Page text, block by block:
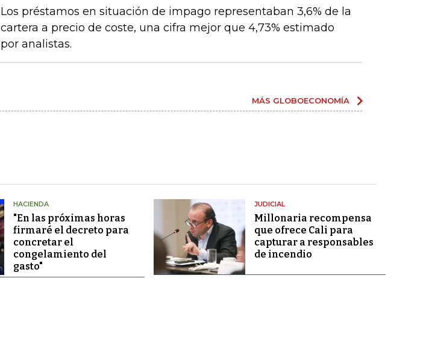
Los préstamos en situación de impago representaban 3,6% de la
cartera a precio de coste, una cifra mejor que 4,73% estimado
por analistas.
MÁS GLOBOECONOMÍA
HACIENDA
"En las próximas horas
firmaré el decreto para
concretar el
congelamiento del
gasto"
JUDICIAL
Millonaria recompensa
que ofrece Cali para
capturar a responsables
de incendio